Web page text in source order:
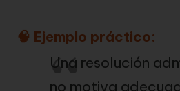
🧠 Ejemplo práctico:
Una resolución
no motiva